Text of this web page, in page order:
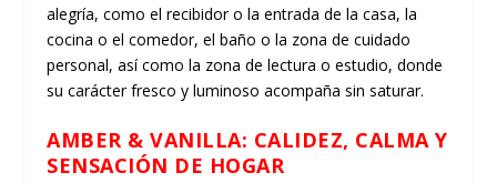
alegría, como el recibidor o la entrada de la casa, la
cocina o el comedor, el baño o la zona de cuidado
personal, así como la zona de lectura o estudio, donde
su carácter fresco y luminoso acompaña sin saturar.
AMBER & VANILLA: CALIDEZ, CALMA Y
SENSACIÓN DE HOGAR